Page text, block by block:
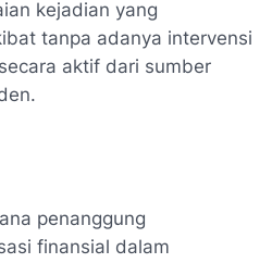
kejadian yang
tanpa adanya intervensi
aktif dari sumber
penanggung
finansial dalam